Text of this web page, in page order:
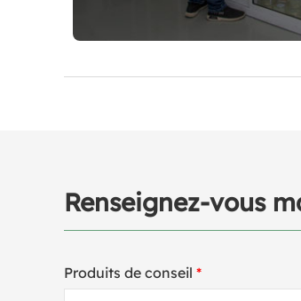
Renseignez-vous
Produits de conseil *